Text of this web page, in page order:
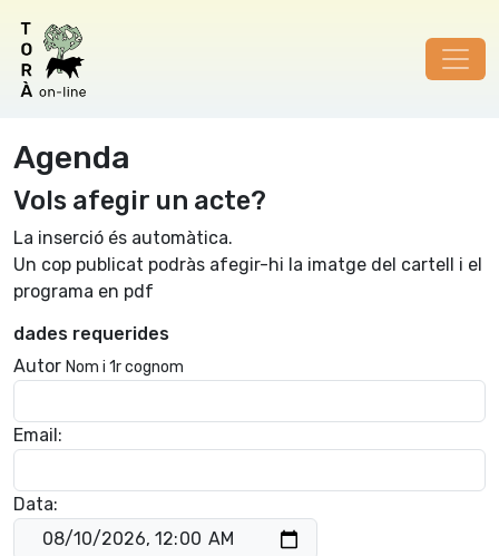
Agenda
Vols afegir un acte?
La inserció és automàtica.
Un cop publicat podràs afegir-hi la imatge del cartell i el
programa en pdf
dades requerides
Autor Nom i 1r cognom
Email:
Data: